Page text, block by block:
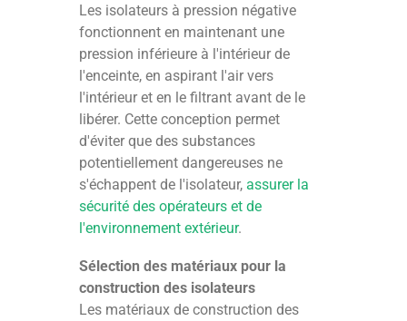
Les isolateurs à pression négative
fonctionnent en maintenant une
pression inférieure à l'intérieur de
l'enceinte, en aspirant l'air vers
l'intérieur et en le filtrant avant de le
libérer. Cette conception permet
d'éviter que des substances
potentiellement dangereuses ne
s'échappent de l'isolateur,assurer la
sécurité des opérateurs et de
l'environnement extérieur.
Sélection des matériaux pour la
construction des isolateurs
Les matériaux de construction des